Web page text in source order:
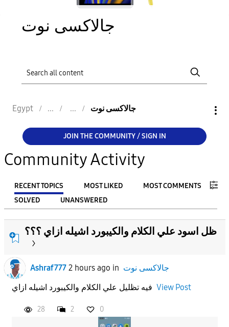
جالاكسى نوت
Egypt جالاكسى نوت
JOIN THE COMMUNITY / SIGN IN
Community Activity
RECENT TOPICS MOST LIKED
MOST COMMENTS
SOLVED
UNANSWERED
FILTER:
From
To
ظل اسود علي الكلام والكيبورد اشيله ازاي ؟؟؟
Ashraf777 2 hours ago in جالاكسى نوت
View Post
28 2 0